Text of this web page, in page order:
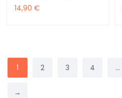
14,90 €
1 2 3 4 …
→